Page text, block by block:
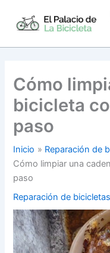
Cómo
bicicleta
paso
Inicio
Reparación de
Cómo limpiar una
paso
Reparación de bicicletas